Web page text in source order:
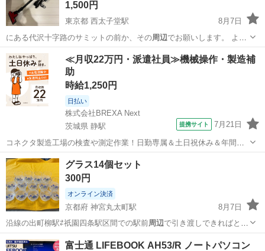
1,500円
東京都 西太子堂駅
8月7日
にある代沢十字路のサミットの前か、その周辺 でお願いします。 よろ
しくお願いいたし…
東京 世田谷区 西太子堂駅 生活家電
≪月収22万円・派遣社員≫機械操作・製造補
助
時給1,250円
日払い
株式会社BREXA Next
茨城県 静駅
提携サイト 7月21日
コネクタ製造工場の検査や測定作業！日勤専属＆土日祝休み＆年間休
日128日★クリーンルーム内作業★マイカー通勤OK＆無料駐車場あり
★就業先食堂利用可！日払い制度あり！《茨城県常陸大宮市》 人気の
工場のお仕事 ◇コネクタ製造工...
茨城 常陸大宮市 静駅 その他
グラス14個セット
300円
オンライン決済
京都府 神宮丸太町駅
8月7日
沿線の出町柳駅⇄祇園四条駅区間での駅前周辺で引き渡しできればと思
いますが、市役所…
京都 京都市 神宮丸太町駅
富士通 LIFEBOOK AH53/R ノートパソコン